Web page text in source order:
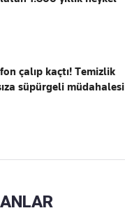
çalıp kaçtı! Temizlik
süpürgeli müdahalesi